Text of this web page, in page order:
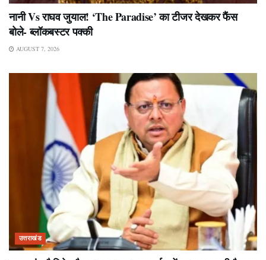
नानी Vs राघव जुयाल! ‘The Paradise’ का टीजर देखकर फैंस
बोले- ब्लॉकबस्टर पक्की
AUGUST 7, 2026
उत्तराखंड